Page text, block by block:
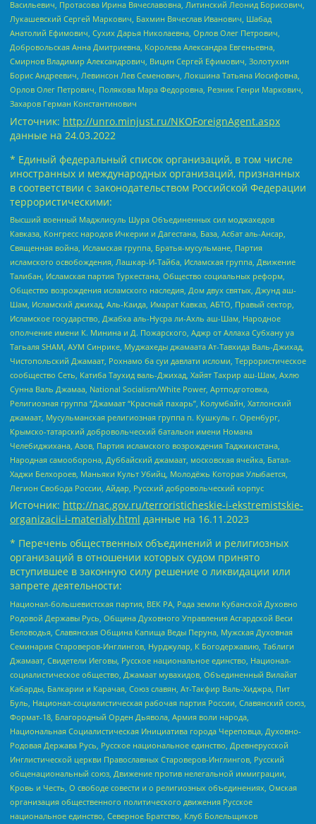
Васильевич, Протасова Ирина Вячеславовна, Литинский Леонид Борисович,
Лукашевский Сергей Маркович, Бахмин Вячеслав Иванович, Шабад
Анатолий Ефимович, Сухих Дарья Николаевна, Орлов Олег Петрович,
Добровольская Анна Дмитриевна, Королева Александра Евгеньевна,
Смирнов Владимир Александрович, Вицин Сергей Ефимович, Золотухин
Борис Андреевич, Левинсон Лев Семенович, Локшина Татьяна Иосифовна,
Орлов Олег Петрович, Полякова Мара Федоровна, Резник Генри Маркович,
Захаров Герман Константинович
Источник: http://unro.minjust.ru/NKOForeignAgent.aspx
данные на 24.03.2022
* Единый федеральный список организаций, в том числе
иностранных и международных организаций, признанных
в соответствии с законодательством Российской Федерации
террористическими:
Высший военный Маджлисуль Шура Объединенных сил моджахедов
Кавказа, Конгресс народов Ичкерии и Дагестана, База, Асбат аль-Ансар,
Священная война, Исламская группа, Братья-мусульмане, Партия
исламского освобождения, Лашкар-И-Тайба, Исламская группа, Движение
Талибан, Исламская партия Туркестана, Общество социальных реформ,
Общество возрождения исламского наследия, Дом двух святых, Джунд аш-
Шам, Исламский джихад, Аль-Каида, Имарат Кавказ, АБТО, Правый сектор,
Исламское государство, Джабха аль-Нусра ли-Ахль аш-Шам, Народное
ополчение имени К. Минина и Д. Пожарского, Аджр от Аллаха Субхану уа
Тагьаля SHAM, АУМ Синрике, Муджахеды джамаата Ат-Тавхида Валь-Джихад,
Чистопольский Джамаат, Рохнамо ба суи давлати исломи, Террористическое
сообщество Сеть, Катиба Таухид валь-Джихад, Хайят Тахрир аш-Шам, Ахлю
Сунна Валь Джамаа, National Socialism/White Power, Артподготовка,
Религиозная группа “Джамаат “Красный пахарь”, Колумбайн, Хатлонский
джамаат, Мусульманская религиозная группа п. Кушкуль г. Оренбург,
Крымско-татарский добровольческий батальон имени Номана
Челебиджихана, Азов, Партия исламского возрождения Таджикистана,
Народная самооборона, Дуббайский джамаат, московская ячейка, Батал-
Хаджи Белхороев, Маньяки Культ Убийц, Молодёжь Которая Улыбается,
Легион Свобода России, Айдар, Русский добровольческий корпус
Источник: http://nac.gov.ru/terroristicheskie-i-ekstremistskie-
organizacii-i-materialy.html данные на 16.11.2023
* Перечень общественных объединений и религиозных
организаций в отношении которых судом принято
вступившее в законную силу решение о ликвидации или
запрете деятельности:
Национал-большевистская партия, ВЕК РА, Рада земли Кубанской Духовно
Родовой Державы Русь, Община Духовного Управления Асгардской Веси
Беловодья, Славянская Община Капища Веды Перуна, Мужская Духовная
Семинария Староверов-Инглингов, Нурджулар, К Богодержавию, Таблиги
Джамаат, Свидетели Иеговы, Русское национальное единство, Национал-
социалистическое общество, Джамаат мувахидов, Объединенный Вилайат
Кабарды, Балкарии и Карачая, Союз славян, Ат-Такфир Валь-Хиджра, Пит
Буль, Национал-социалистическая рабочая партия России, Славянский союз,
Формат-18, Благородный Орден Дьявола, Армия воли народа,
Национальная Социалистическая Инициатива города Череповца, Духовно-
Родовая Держава Русь, Русское национальное единство, Древнерусской
Инглистической церкви Православных Староверов-Инглингов, Русский
общенациональный союз, Движение против нелегальной иммиграции,
Кровь и Честь, О свободе совести и о религиозных объединениях, Омская
организация общественного политического движения Русское
национальное единство, Северное Братство, Клуб Болельщиков